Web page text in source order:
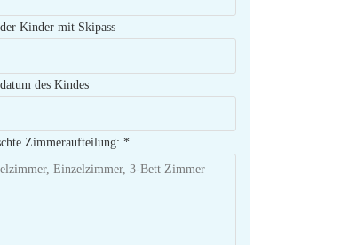
Kinder mit Skipass
des Kindes
Zimmeraufteilung: *